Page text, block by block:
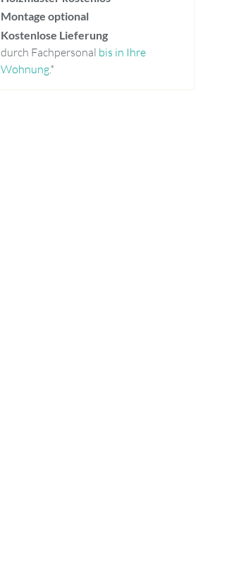
Montage optional
Kostenlose Lieferung
durch Fachpersonal bis in Ihre
Wohnung.*